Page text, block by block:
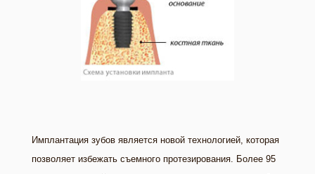
Имплантация зубов является новой технологией, которая
позволяет избежать съемного протезирования. Более 95